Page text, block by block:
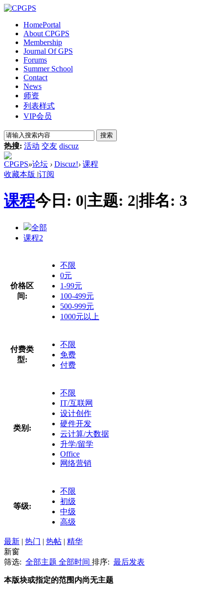
HomePortal
About CPGPS
Membership
Journal Of GPS
Forums
Summer School
Contact
News
师资
列表样式
VIP会员
搜索
热搜: 活动 交友 discuz
CPGPS»论坛 › Discuz!› 课程
收藏本版 |订阅
课程今日: 0|主题: 2|排名: 3
全部
课程2
价格区
间:
不限
0元
1-99元
100-499元
500-999元
1000元以上
付费类
型:
不限
免费
付费
类别:
不限
IT/互联网
设计创作
硬件开发
云计算/大数据
升学/留学
Office
网络营销
等级:
不限
初级
中级
高级
最新 | 热门 | 热帖 | 精华
新窗
筛选: 全部主题 全部时间 排序: 最后发表
本版块或指定的范围内尚无主题